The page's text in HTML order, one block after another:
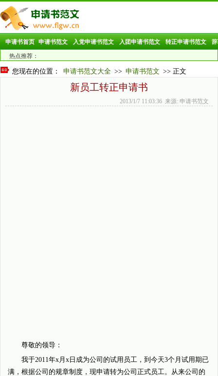
申请书首页 申请书范文 入党申请书范文 入团申请书范文 转正申请书范文
热点推荐：
您现在的位置： 申请书范文大全 >> 申请书范文 >> 正文
新员工转正申请书
2013/1/7 11:03:36 来源: 申请书范文
尊敬的领导：
我于2011年x月x日成为公司的试用员工，到今天3个月试用期已
满，根据公司的规章制度，现申请转为公司正式员工。从来公司的